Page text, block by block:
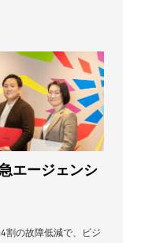
エージェンシ
割の故障低減で、ビジ